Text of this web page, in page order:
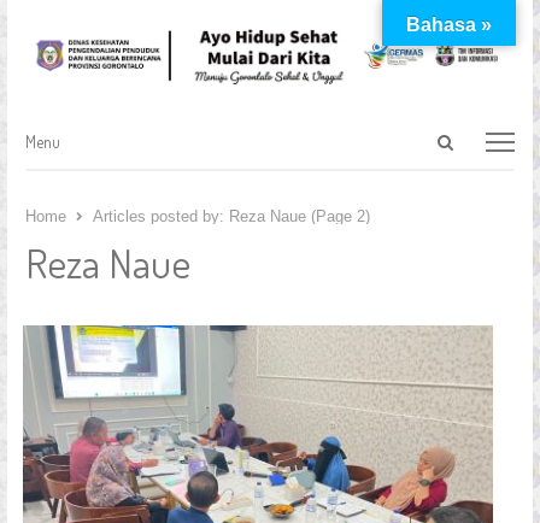
Open
Menu
Menu
Home Articles posted by: Reza Naue (Page 2)
Reza Naue
Bahasa »